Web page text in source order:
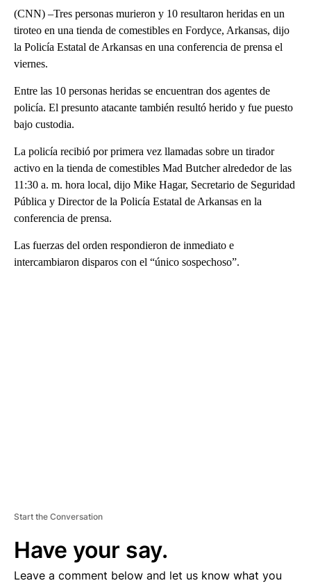
(CNN) –Tres personas murieron y 10 resultaron heridas en un
tiroteo en una tienda de comestibles en Fordyce, Arkansas, dijo
la Policía Estatal de Arkansas en una conferencia de prensa el
viernes.
Entre las 10 personas heridas se encuentran dos agentes de
policía. El presunto atacante también resultó herido y fue puesto
bajo custodia.
La policía recibió por primera vez llamadas sobre un tirador
activo en la tienda de comestibles Mad Butcher alrededor de las
11:30 a. m. hora local, dijo Mike Hagar, Secretario de Seguridad
Pública y Director de la Policía Estatal de Arkansas en la
conferencia de prensa.
Las fuerzas del orden respondieron de inmediato e
intercambiaron disparos con el “único sospechoso”.
Start the Conversation
Have your say.
Leave a comment below and let us know what you